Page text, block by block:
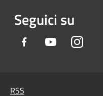
Seguici su
Facebook Youtube
RSS